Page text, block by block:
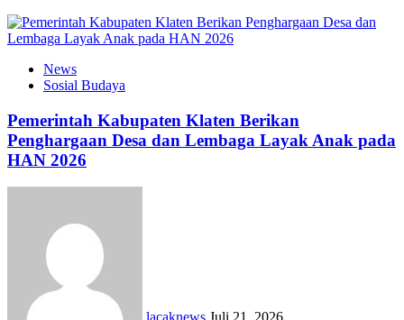
News
Sosial Budaya
Pemerintah Kabupaten Klaten Berikan
Penghargaan Desa dan Lembaga Layak Anak pada
HAN 2026